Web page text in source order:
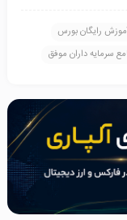
رایگان بورس
سرمایه داران موفق